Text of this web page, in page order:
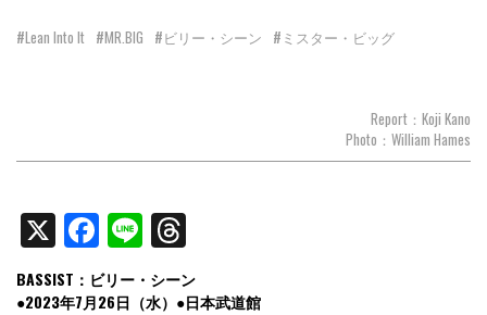
#Lean Into It #MR.BIG #ビリー・シーン #ミスター・ビッグ
Report：Koji Kano
Photo：William Hames
X Facebook
Line
BASSIST：ビリー・シーン
●2023年7月26日（水）●日本武道館